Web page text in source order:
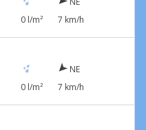
0 l/m²
7 km/h
0 l/m²
NE
7 km/h